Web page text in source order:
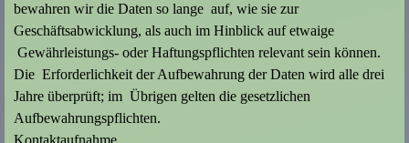
bewahren wir die Daten so lange auf, wie sie zur
Geschäftsabwicklung, als auch im Hinblick auf etwaige
Gewährleistungs- oder Haftungspflichten relevant sein können.
Die Erforderlichkeit der Aufbewahrung der Daten wird alle drei
Jahre überprüft; im Übrigen gelten die gesetzlichen
Aufbewahrungspflichten.
Kontaktaufnahme